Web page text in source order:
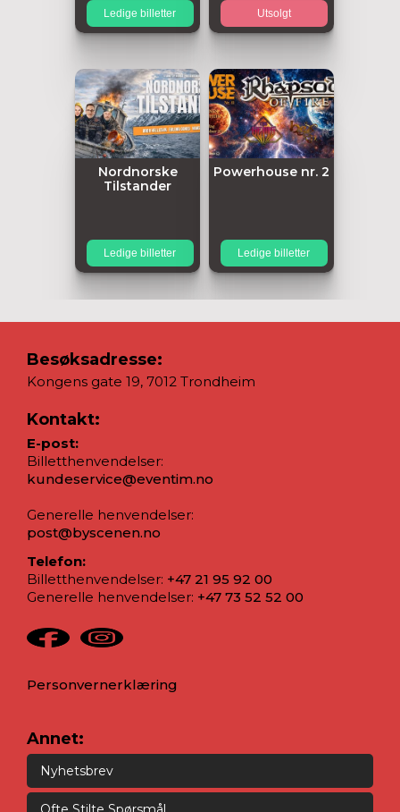
Ledige billetter Utsolgt
Nordnorske
Tilstander
Ledige billetter
Powerhouse nr. 2
Ledige billetter
Besøksadresse:
Kongens gate 19, 7012 Trondheim
Kontakt:
E-post:
Billetthenvendelser:
kundeservice@eventim.no
Generelle henvendelser:
post@byscenen.no
Telefon:
Billetthenvendelser: +47 21 95 92 00
Generelle henvendelser: +47 73 52 52 00
Personvernerklæring
Annet:
Nyhetsbrev